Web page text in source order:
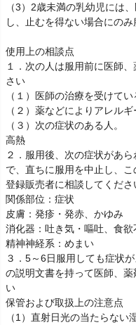
（3）2歳未満の乳幼児には
し、止むを得ない場合にのみ
使用上の相談点
１．次の人は服用前に医師
さい
（１）医師の治療を受けてい
（２）薬などによりアレル
（３）次の症状のある人。
高熱
２．服用後、次の症状があ
で、直ちに服用を中止し、
登録販売者に相談してくださ
関係部位：症状
皮膚：発疹・発赤、かゆみ
消化器：吐き気・嘔吐、食欲
精神神経系：めまい
３．5～6日服用しても症状
の説明文書を持って医師、
い
保管および取扱上の注意点
（1）直射日光の当たらな